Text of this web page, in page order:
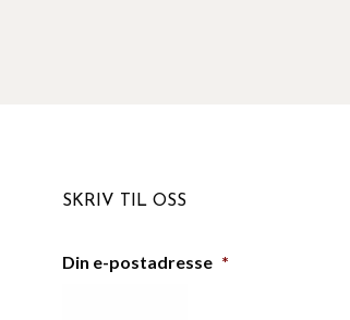
SKRIV TIL OSS
Din e-postadresse *